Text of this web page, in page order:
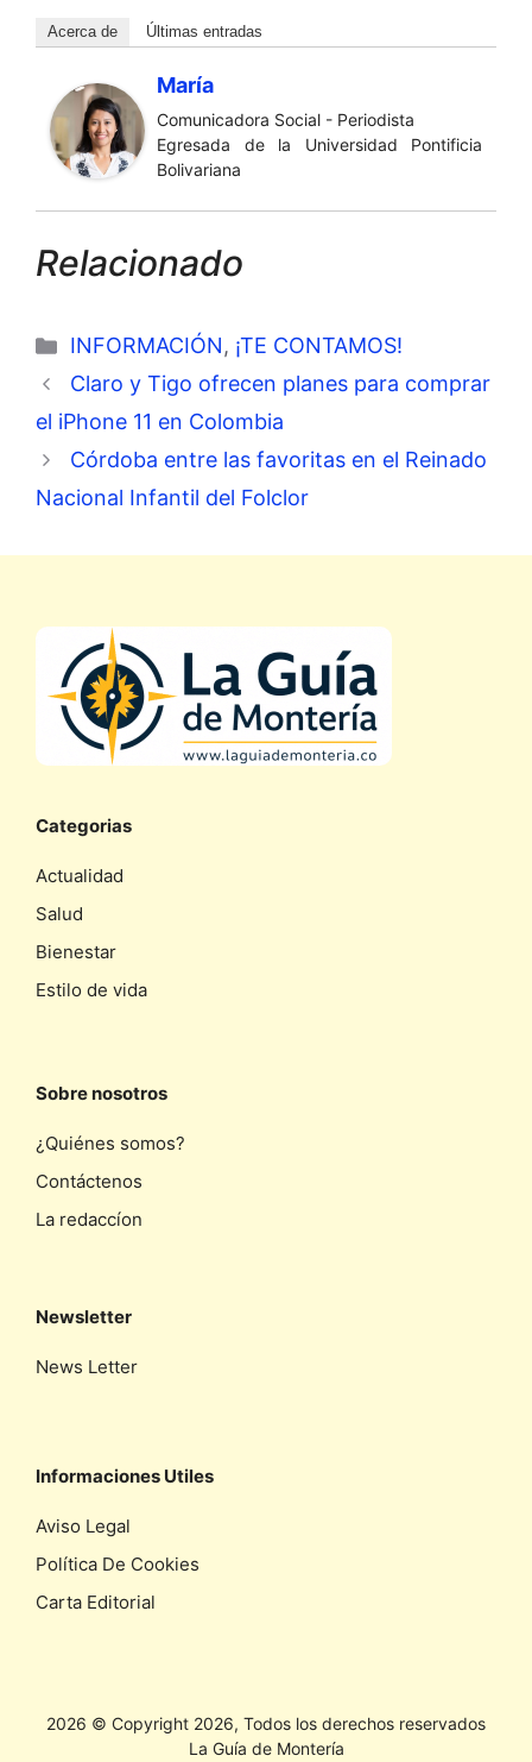
Acerca de Últimas entradas
María
Comunicadora Social - Periodista
Egresada de la Universidad Pontificia
Bolivariana
Relacionado
Categorías
INFORMACIÓN, ¡TE CONTAMOS!
Claro y Tigo ofrecen planes para comprar
el iPhone 11 en Colombia
Córdoba entre las favoritas en el Reinado
Nacional Infantil del Folclor
Categorias
Actualidad
Salud
Bienestar
Estilo de vida
Sobre nosotros
¿Quiénes somos?
Contáctenos
La redaccíon
Newsletter
News Letter
Informaciones Utiles
Aviso Legal
Política De Cookies
Carta Editorial
2026 © Copyright 2026, Todos los derechos reservados
La Guía de Montería